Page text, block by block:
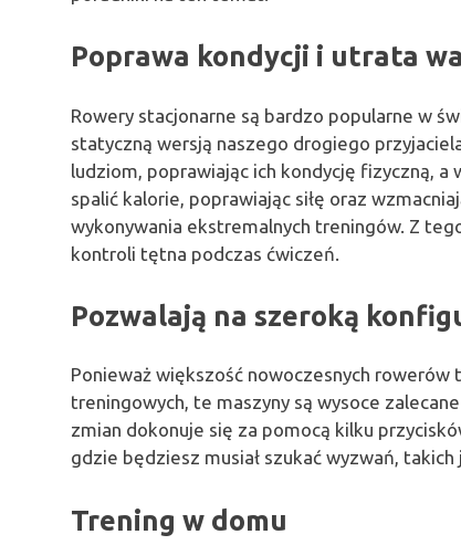
Poprawa kondycji i utrata
Rowery stacjonarne są bardzo popularne w
statyczną wersją naszego drogiego
ludziom, poprawiając ich kondycję fizyczną, a
spalić kalorie, poprawiając siłę oraz
wykonywania ekstremalnych treningów. Z
kontroli tętna podczas ćwiczeń.
Pozwalają na szeroką
Ponieważ większość nowoczesnych
treningowych, te maszyny są wysoce
zmian dokonuje się za pomocą kilku
gdzie będziesz musiał szukać wyzwań,
Trening w domu